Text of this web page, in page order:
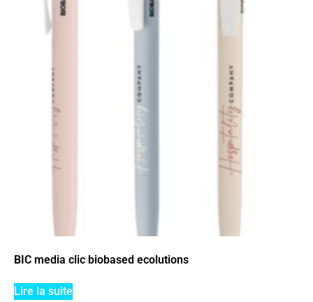
BIC media clic biobased ecolutions
Lire la suite